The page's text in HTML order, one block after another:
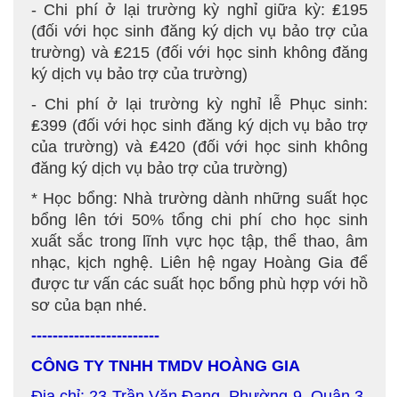
- Chi phí ở lại trường kỳ nghỉ giữa kỳ: ₤195
(đối với học sinh đăng ký dịch vụ bảo trợ của
trường) và ₤215 (đối với học sinh không đăng
ký dịch vụ bảo trợ của trường)
- Chi phí ở lại trường kỳ nghỉ lễ Phục sinh:
₤399 (đối với học sinh đăng ký dịch vụ bảo trợ
của trường) và ₤420 (đối với học sinh không
đăng ký dịch vụ bảo trợ của trường)
* Học bổng: Nhà trường dành những suất học
bổng lên tới 50% tổng chi phí cho học sinh
xuất sắc trong lĩnh vực học tập, thể thao, âm
nhạc, kịch nghệ. Liên hệ ngay Hoàng Gia để
được tư vấn các suất học bổng phù hợp với hồ
sơ của bạn nhé.
------------------------
CÔNG TY TNHH TMDV HOÀNG GIA